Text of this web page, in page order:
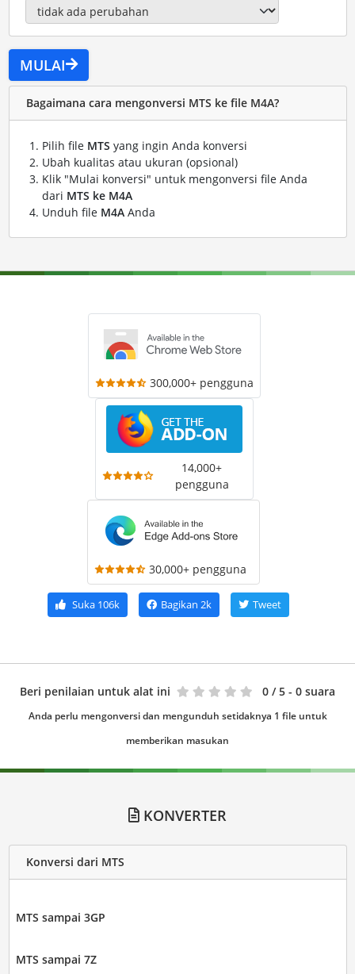
MULAI
Bagaimana cara mengonversi MTS ke file M4A?
Pilih file MTS yang ingin Anda konversi
Ubah kualitas atau ukuran (opsional)
Klik "Mulai konversi" untuk mengonversi file Anda
dari MTS ke M4A
Unduh file M4AAnda
300,000+ pengguna
14,000+
pengguna
30,000+ pengguna
Suka106k Bagikan 2k Tweet
Beri penilaian untuk alat ini 0 / 5 - 0 suara
Anda perlu mengonversi dan mengunduh setidaknya 1 file untuk
memberikan masukan
KONVERTER
Konversi dari MTS
MTS sampai 3GP
MTS sampai 7Z